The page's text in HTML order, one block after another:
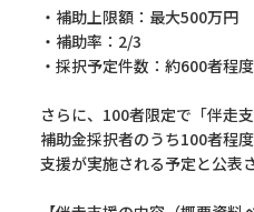
・補助上限額：最大500万円
・補助率：2/3
・採択予定件数：約600者程度
さらに、100者限定で「伴走
補助金採択者のうち100者程
支援が実施される予定と公表